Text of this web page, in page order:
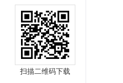
扫描二维码下载